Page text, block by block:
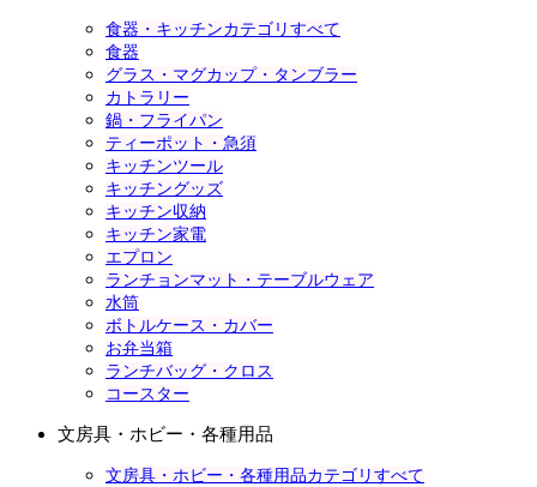
食器・キッチンカテゴリすべて
食器
グラス・マグカップ・タンブラー
カトラリー
鍋・フライパン
ティーポット・急須
キッチンツール
キッチングッズ
キッチン収納
キッチン家電
エプロン
ランチョンマット・テーブルウェア
水筒
ボトルケース・カバー
お弁当箱
ランチバッグ・クロス
コースター
文房具・ホビー・各種用品
文房具・ホビー・各種用品カテゴリすべて